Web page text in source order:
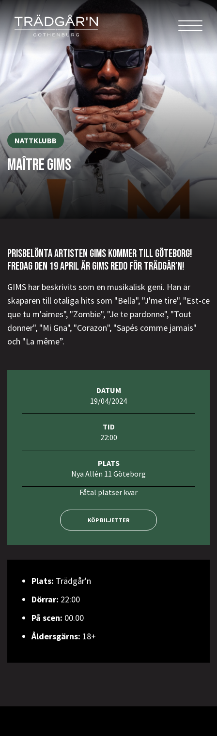
NATTKLUBB
MAÎTRE GIMS
PRISBELÖNTA ARTISTEN GIMS KOMMER TILL GÖTEBORG!
FREDAG DEN 19 APRIL ÄR GIMS REDO FÖR TRÄDGÅR’N!
GIMS har beskrivits som en musikalisk geni. Han är
skaparen till otaliga hits som "Bella", "J'me tire", "Est-ce
que tu m'aimes", "Zombie", "Je te pardonne", "Tout
donner", "Mi Gna", "Corazon", "Sapés comme jamais"
och "La même”.
DATUM
19/04/2024
TID
22:00
PLATS
Nya Allén 11 Göteborg
Fåtal platser kvar
KÖP BILJETTER
Plats: Trädgår'n
Dörrar: 22:00
På scen: 00.00
Åldersgärns: 18+